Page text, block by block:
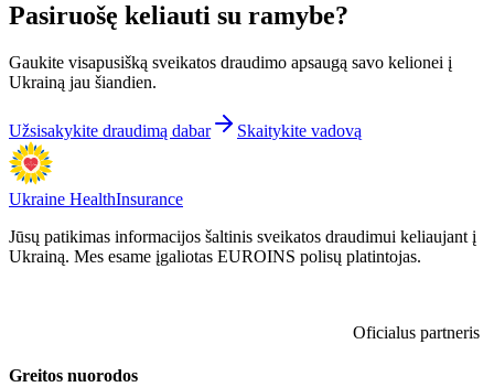
Pasiruošę keliauti su ramybe?
Gaukite visapusišką sveikatos draudimo apsaugą savo kelionei į
Ukrainą jau šiandien.
Užsisakykite draudimą dabar Skaitykite vadovą
Ukraine HealthInsurance
Jūsų patikimas informacijos šaltinis sveikatos draudimui keliaujant į
Ukrainą. Mes esame įgaliotas EUROINS polisų platintojas.
Oficialus partneris
Greitos nuorodos